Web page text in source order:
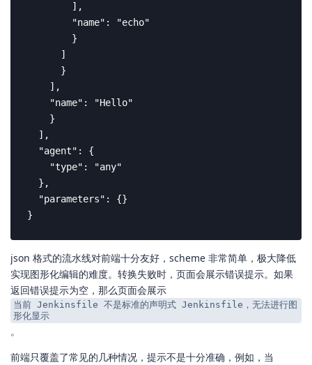
        ],
        "name": "echo"
        }
      ]
      }
    ],
    "name": "Hello"
    }
  ],
  "agent": {
    "type": "any"
  },
  "parameters": {}
}
json 格式的流水线对前端十分友好，scheme 非常简单，极大降低
实现图形化编辑的难度。转换失败时，页面会展示错误提示。如果
返回错误提示为空，那么页面会展示
当前 Jenkinsfile 不是标准的声明式 Jenkinsfile，无法进行图
形化显示
。
前端只覆盖了常见的几种情况，提示不是十分准确，例如，当